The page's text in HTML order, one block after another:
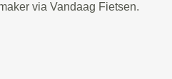
via Vandaag Fietsen.